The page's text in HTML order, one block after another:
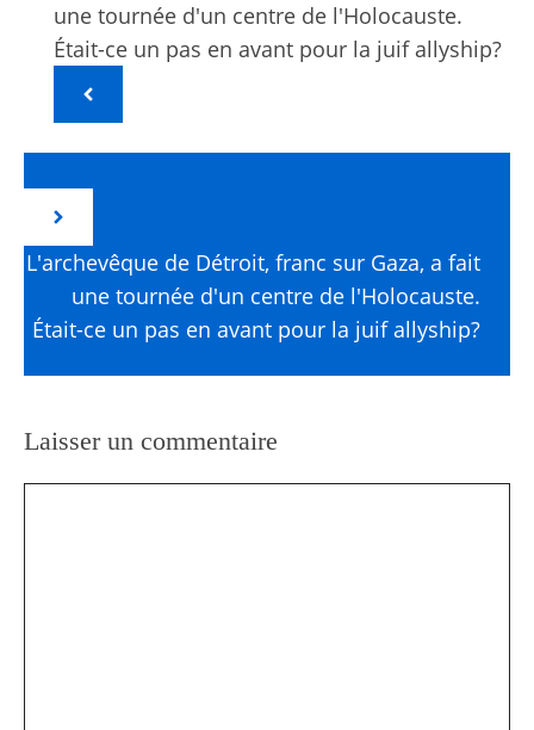
une tournée d'un centre de l'Holocauste.
Était-ce un pas en avant pour la juif allyship?
L'archevêque de Détroit, franc sur Gaza, a fait
une tournée d'un centre de l'Holocauste.
Était-ce un pas en avant pour la juif allyship?
Laisser un commentaire